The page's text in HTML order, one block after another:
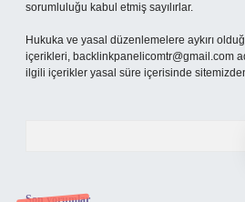
sorumluluğu kabul etmiş sayılırlar.
Hukuka ve yasal düzenlemelere aykırı
içerikleri, backlinkpanelicomtr@gmail.com
ilgili içerikler yasal süre içerisinde sitemizden
Son yorumlar